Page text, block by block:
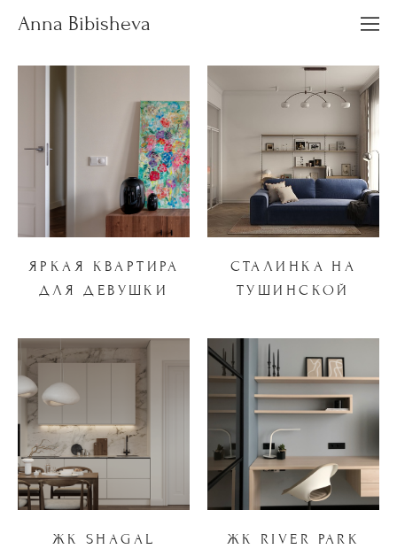
Anna Bibisheva
ЯРКАЯ КВАРТИРА
ДЛЯ ДЕВУШКИ
СТАЛИНКА НА
ТУШИНСКОЙ
ЖК SHAGAL ЖК RIVER PARK